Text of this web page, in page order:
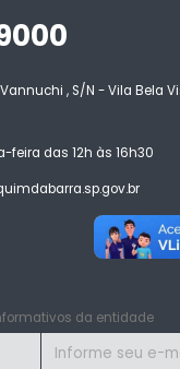
, S/N - Vila Bela
feira das 12h às 16h30
da entidade